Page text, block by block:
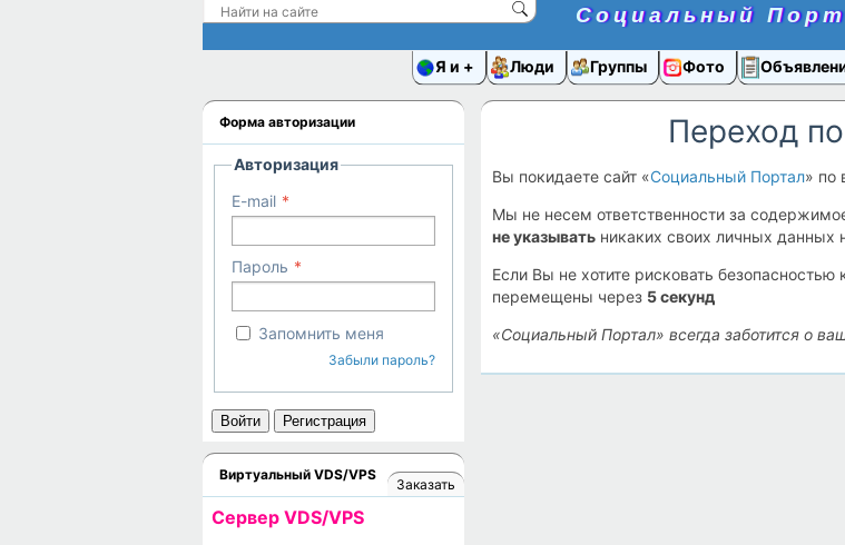
Социальный
Я и Люди Группы Фото
Переход
Вы покидаете сайт «Социальный Портал» по
Мы не несем ответственности за
не указывать никаких своих личных данных
Если Вы не хотите рисковать
перемещены через 5секунд
«Социальный Портал» всегда заботится о
Форма авторизации
Авторизация
E-mail
Пароль
Запомнить меня
Забыли пароль?
Войти Регистрация
Виртуальный VDS/VPS
Заказать
Cервер VDS/VPS